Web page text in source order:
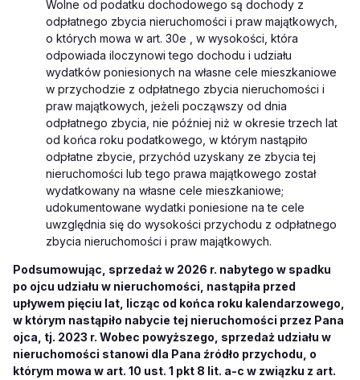
Wolne od podatku dochodowego są dochody z
odpłatnego zbycia nieruchomości i praw majątkowych,
o których mowa w art. 30e , w wysokości, która
odpowiada iloczynowi tego dochodu i udziału
wydatków poniesionych na własne cele mieszkaniowe
w przychodzie z odpłatnego zbycia nieruchomości i
praw majątkowych, jeżeli począwszy od dnia
odpłatnego zbycia, nie później niż w okresie trzech lat
od końca roku podatkowego, w którym nastąpiło
odpłatne zbycie, przychód uzyskany ze zbycia tej
nieruchomości lub tego prawa majątkowego został
wydatkowany na własne cele mieszkaniowe;
udokumentowane wydatki poniesione na te cele
uwzględnia się do wysokości przychodu z odpłatnego
zbycia nieruchomości i praw majątkowych.
Podsumowując, sprzedaż w 2026 r. nabytego w spadku
po ojcu udziału w nieruchomości, nastąpiła przed
upływem pięciu lat, licząc od końca roku kalendarzowego,
w którym nastąpiło nabycie tej nieruchomości przez Pana
ojca, tj. 2023 r. Wobec powyższego, sprzedaż udziału w
nieruchomości stanowi dla Pana źródło przychodu, o
którym mowa w art. 10 ust. 1 pkt 8 lit. a-c w związku z art.